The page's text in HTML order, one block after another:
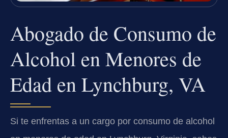
Abogado de Consumo de
Alcohol en Menores de
Edad en Lynchburg, VA
Si te enfrentas a un cargo por consumo de alcohol